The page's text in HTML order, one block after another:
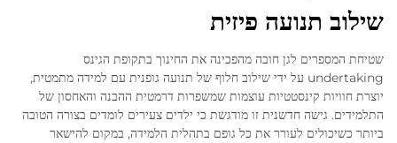
שילוב תנועה פיזית
שטיחת המספרים לגן חובה מהפכינה את החינוך בתקופת הגינס
undertaking על ידי שילוב חלוף של תנועה גופנית עם למידה מתמטית,
יוצרת חוויות קינסטטיות עוצמות שמשפרות דרמטית ההבנה והאחסון של
התלמידים. גישה חדשנית זו מודגשת כי ילדים צעירים לומדים בצורה הטובה
ביותר כשיכולים לעורר את כל גופם בתהלית הלמידה, במקום להישאר